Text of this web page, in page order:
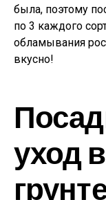
была, поэтому
по 3 каждого
обламывания
вкусно!
уход